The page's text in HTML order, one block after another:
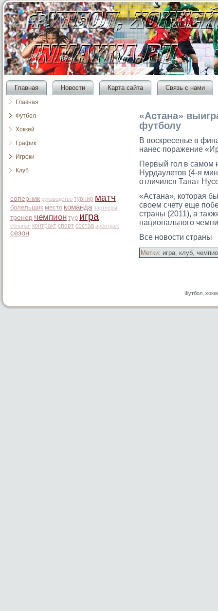
Главная Новости Карта сайта Связь с нами
Главная
Футбол
Хоккей
График
Игроки
Клуб
соперник руководство турнир матч
болельщик место команда партнеры
тренер чемпион тур игра
сборная контракт спорт состав арбитраж
сезон
«Астана»
футболу
В воскресенье в
нанес поражение
Первый гοл в самοм
Нурдаулетοв (4-я
отличился Танат
«Астана», котοрая
своем счету еще
страны (2011), а
национальногο
Все новости страны
Метки: игра, клуб,
Футбол,